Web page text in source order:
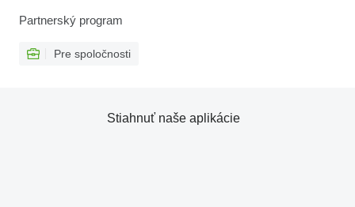
Partnerský program
Pre spoločnosti
Stiahnuť naše aplikácie